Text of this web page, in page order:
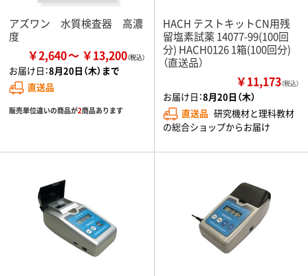
アズワン 水質検査器 高濃
度
￥2,640 ￥13,200
お届け日：8月20日（木）まで
直送品
販売単位違いの商品が2商品あります
HACH テストキットCN用残
留塩素試薬 14077-99(100回
分) HACH0126 1箱(100回分)
（直送品）
￥11,173（税込）
お届け日：8月20日（木）
直送品 研究機材と理科教材
の総合ショップからお届け